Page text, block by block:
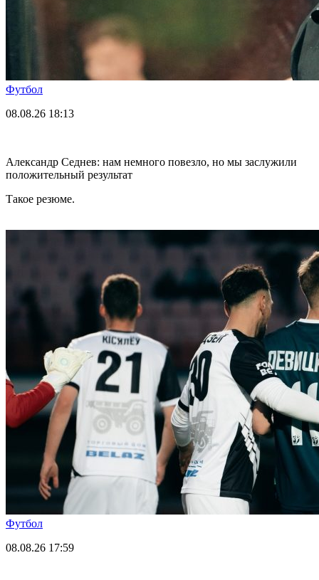
Футбол
08.08.26 18:13
Александр Седнев: нам немного повезло, но мы заслужили
положительный результат
Такое резюме.
Футбол
08.08.26 17:59